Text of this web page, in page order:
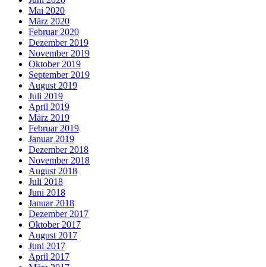
Mai 2020
März 2020
Februar 2020
Dezember 2019
November 2019
Oktober 2019
September 2019
August 2019
Juli 2019
April 2019
März 2019
Februar 2019
Januar 2019
Dezember 2018
November 2018
August 2018
Juli 2018
Juni 2018
Januar 2018
Dezember 2017
Oktober 2017
August 2017
Juni 2017
April 2017